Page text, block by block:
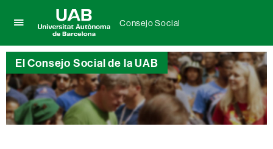
aquí
para
desplegar
el
menú
de
Consejo
Universitat
Autònoma
de
Barcelona
Consejo Social
El Consejo Social de la UAB